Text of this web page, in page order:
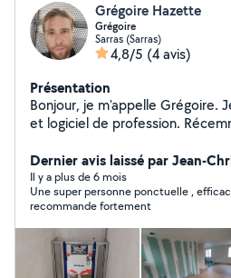
Grégoire Hazette
Grégoire
Sarras (Sarras)
4,8/5 (4 avis)
Présentation
Bonjour, je m'appelle Grégoire.
et logiciel de profession.
même une grande partie des
expérience, je propose
en matière de plâtrerie,
Dernier avis laissé par Jean-
Il y a plus de 6 mois
Une super personne ponctuelle ,
recommande fortement